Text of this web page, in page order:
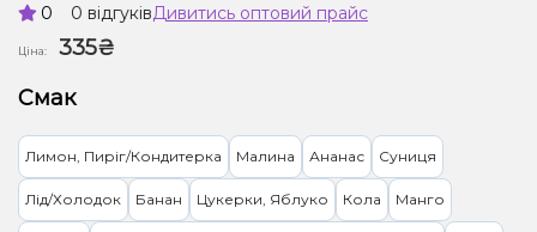
0 0 відгуківДивитись оптовий прайс
Ціна:
335₴
Смак
Лимон, Пиріг/Кондитерка Малина Ананас Суниця
Лід/Холодок Банан Цукерки, Яблуко Кола Манго